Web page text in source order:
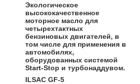
Экологическое
высококачественное
моторное масло для
четырехтактных
бензиновых двигателей, в
том числе для применения в
автомобилях,
оборудованных системой
Start-Stop и турбонаддувом.
ILSAC GF-5